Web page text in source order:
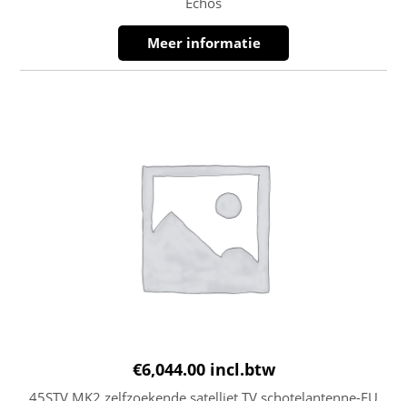
Meer informatie
€6,044.00 incl.btw
45STV MK2 zelfzoekende satelliet TV schotelantenne-EU